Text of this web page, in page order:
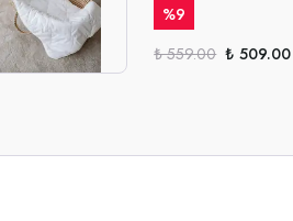
%9
₺ 559.00 ₺ 509.00